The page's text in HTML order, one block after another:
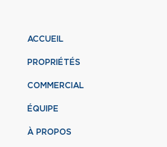
ACCUEIL
PROPRIÉTÉS
COMMERCIAL
ÉQUIPE
À PROPOS